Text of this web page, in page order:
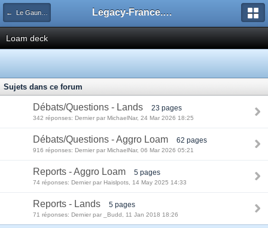
← Le Gauntlet Legacy Legacy-France.org - Forum
Loam deck
Sujets dans ce forum
Débats/Questions - Lands 23 pages
342 réponses: Dernier par MichaelNar, 24 Mar 2026 18:25
Débats/Questions - Aggro Loam 62 pages
916 réponses: Dernier par MichaelNar, 06 Mar 2026 05:21
Reports - Aggro Loam 5 pages
74 réponses: Dernier par Haislpots, 14 May 2025 14:33
Reports - Lands 5 pages
71 réponses: Dernier par _Budd, 11 Jan 2018 18:26